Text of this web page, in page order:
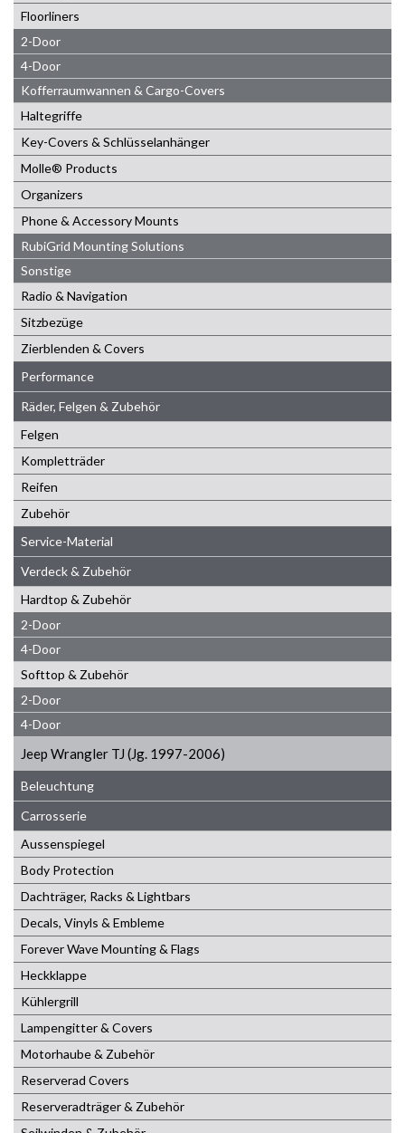
Floorliners
2-Door
4-Door
Kofferraumwannen & Cargo-Covers
Haltegriffe
Key-Covers & Schlüsselanhänger
Molle® Products
Organizers
Phone & Accessory Mounts
RubiGrid Mounting Solutions
Sonstige
Radio & Navigation
Sitzbezüge
Zierblenden & Covers
Performance
Räder, Felgen & Zubehör
Felgen
Kompletträder
Reifen
Zubehör
Service-Material
Verdeck & Zubehör
Hardtop & Zubehör
2-Door
4-Door
Softtop & Zubehör
2-Door
4-Door
Jeep Wrangler TJ (Jg. 1997-2006)
Beleuchtung
Carrosserie
Aussenspiegel
Body Protection
Dachträger, Racks & Lightbars
Decals, Vinyls & Embleme
Forever Wave Mounting & Flags
Heckklappe
Kühlergrill
Lampengitter & Covers
Motorhaube & Zubehör
Reserverad Covers
Reserveradträger & Zubehör